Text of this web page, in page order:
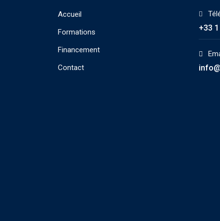
Accueil
Formations
Financement
Contact
+33